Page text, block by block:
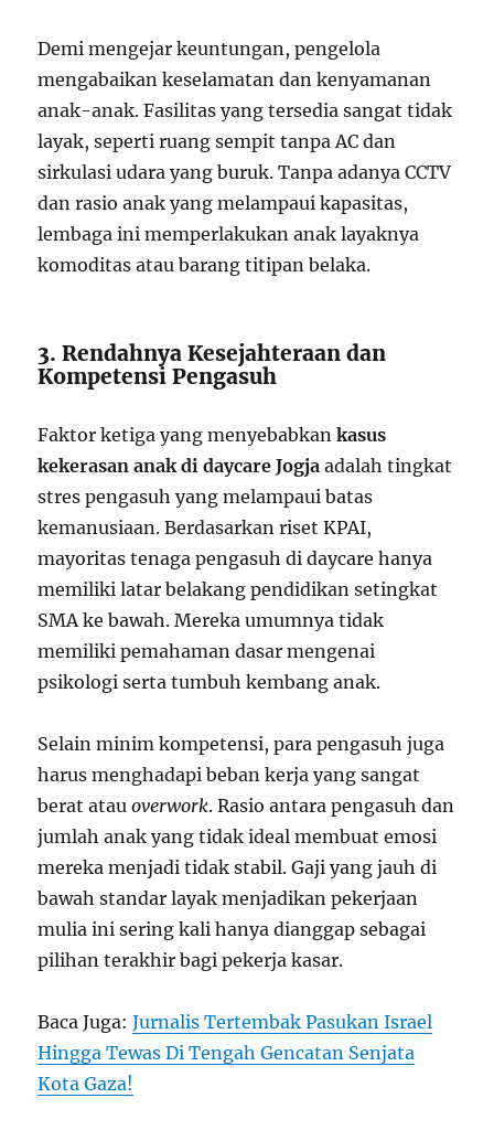
Demi mengejar keuntungan, pengelola
mengabaikan keselamatan dan kenyamanan
anak-anak. Fasilitas yang tersedia sangat tidak
layak, seperti ruang sempit tanpa AC dan
sirkulasi udara yang buruk. Tanpa adanya CCTV
dan rasio anak yang melampaui kapasitas,
lembaga ini memperlakukan anak layaknya
komoditas atau barang titipan belaka.
3. Rendahnya Kesejahteraan dan
Kompetensi Pengasuh
Faktor ketiga yang menyebabkankasus
kekerasan anak di daycare Jogja adalah tingkat
stres pengasuh yang melampaui batas
kemanusiaan. Berdasarkan riset KPAI,
mayoritas tenaga pengasuh di daycare hanya
memiliki latar belakang pendidikan setingkat
SMA ke bawah. Mereka umumnya tidak
memiliki pemahaman dasar mengenai
psikologi serta tumbuh kembang anak.
Selain minim kompetensi, para pengasuh juga
harus menghadapi beban kerja yang sangat
berat atauoverwork. Rasio antara pengasuh dan
jumlah anak yang tidak ideal membuat emosi
mereka menjadi tidak stabil. Gaji yang jauh di
bawah standar layak menjadikan pekerjaan
mulia ini sering kali hanya dianggap sebagai
pilihan terakhir bagi pekerja kasar.
Baca Juga:Jurnalis Tertembak Pasukan Israel
Hingga Tewas Di Tengah Gencatan Senjata
Kota Gaza!